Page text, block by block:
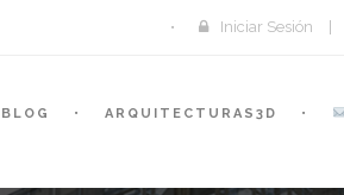
Iniciar Sesión
ARQUITECTURAS3D